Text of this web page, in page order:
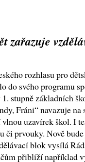
zařazuje
rozhlasu pro
do svého programu
stupně základních
Fráni“ navazuje
uzavírek škol. I
či prvouky. Nově
blok vysílá
přiblíží například